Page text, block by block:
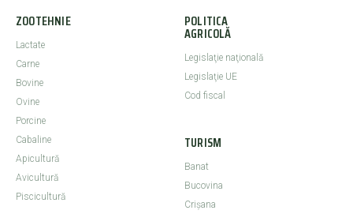
ZOOTEHNIE
Lactate
Carne
Bovine
Ovine
Porcine
Cabaline
Apicultură
Avicultură
Piscicultură
POLITICA
AGRICOLĂ
Legislaţie naţională
Legislaţie UE
Cod fiscal
TURISM
Banat
Bucovina
Crişana